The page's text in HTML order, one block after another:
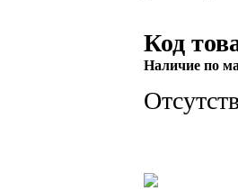
Код
Наличие по